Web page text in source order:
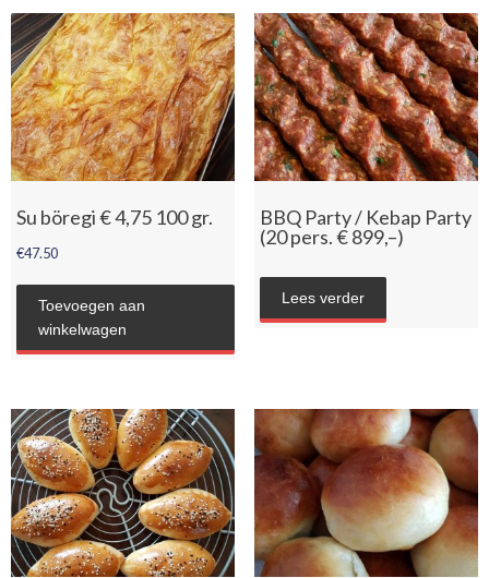
Su böregi € 4,75 100 gr.
€47.50
Toevoegen aan
winkelwagen
BBQ Party / Kebap Party
(20 pers. € 899,–)
Lees verder